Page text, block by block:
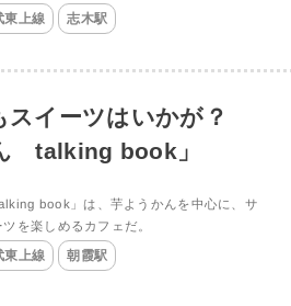
東上線 志木駅
スイーツはいかが？
talking book」
book」は、芋ようかんを中心に、サ
を楽しめるカフェだ。
東上線 朝霞駅